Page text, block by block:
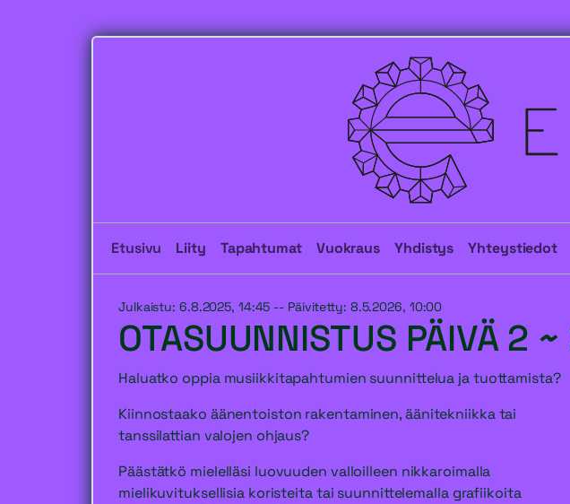
Etusivu Liity Tapahtumat Vuokraus Yhdistys Yhteystiedot
Julkaistu: 6.8.2025, 14:45 -- Päivitetty: 8.5.2026, 10:00
OTASUUNNISTUS PÄIVÄ 2 ~
Haluatko oppia musiikkitapahtumien suunnittelua ja tuottamista?
Kiinnostaako äänentoiston rakentaminen, äänitekniikka tai
tanssilattian valojen ohjaus?
Päästätkö mielelläsi luovuuden valloilleen nikkaroimalla
mielikuvituksellisia koristeita tai suunnittelemalla grafiikoita